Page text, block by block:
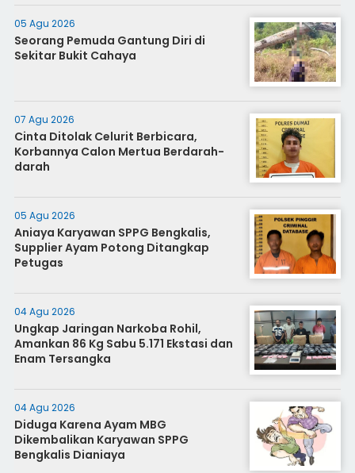
05 Agu 2026
Seorang Pemuda Gantung Diri di
Sekitar Bukit Cahaya
07 Agu 2026
Cinta Ditolak Celurit Berbicara,
Korbannya Calon Mertua Berdarah-
darah
05 Agu 2026
Aniaya Karyawan SPPG Bengkalis,
Supplier Ayam Potong Ditangkap
Petugas
04 Agu 2026
Ungkap Jaringan Narkoba Rohil,
Amankan 86 Kg Sabu 5.171 Ekstasi dan
Enam Tersangka
04 Agu 2026
Diduga Karena Ayam MBG
Dikembalikan Karyawan SPPG
Bengkalis Dianiaya